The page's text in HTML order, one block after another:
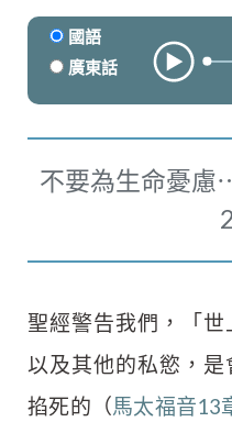
國語
廣東話
不要為生命憂
聖經警告我們，「世
以及其他的私慾，
掐死的（馬太福音13